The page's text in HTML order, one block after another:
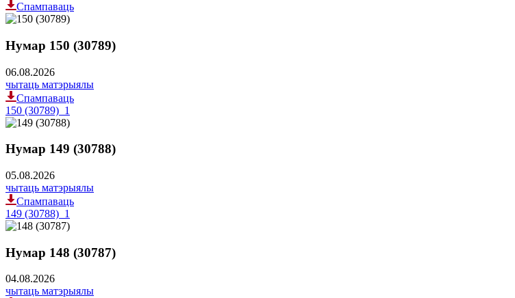
Спампаваць
Нумар 150 (30789)
06.08.2026
чытаць матэрыялы
Спампаваць
150 (30789)_1
Нумар 149 (30788)
05.08.2026
чытаць матэрыялы
Спампаваць
149 (30788)_1
Нумар 148 (30787)
04.08.2026
чытаць матэрыялы